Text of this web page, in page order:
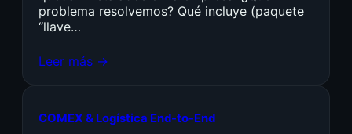
problema resolvemos? Qué incluye (paquete
“llave…
Leer más →
COMEX & Logística End-to-End